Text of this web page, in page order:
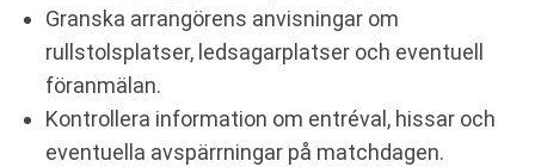
Granska arrangörens anvisningar om
rullstolsplatser, ledsagarplatser och eventuell
föranmälan.
Kontrollera information om entréval, hissar och
eventuella avspärrningar på matchdagen.